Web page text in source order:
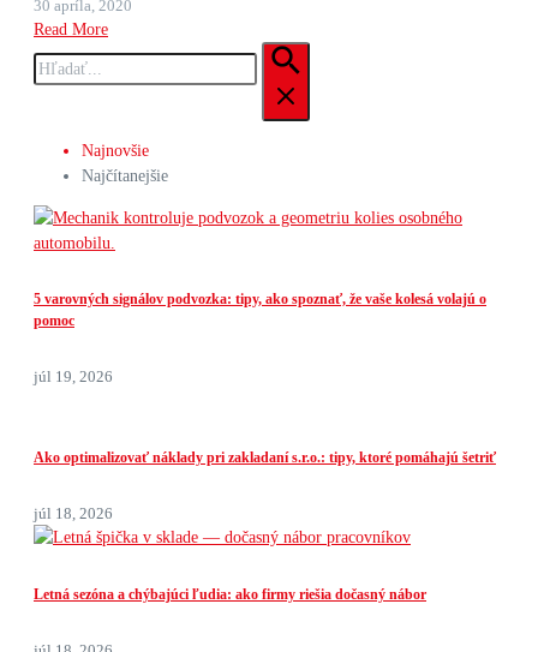
30 apríla, 2020
Read More
Hľadať:
Najnovšie
Najčítanejšie
5 varovných signálov podvozka: tipy, ako spoznať, že vaše kolesá volajú o
pomoc
júl 19, 2026
Ako optimalizovať náklady pri zakladaní s.r.o.: tipy, ktoré pomáhajú šetriť
júl 18, 2026
Letná sezóna a chýbajúci ľudia: ako firmy riešia dočasný nábor